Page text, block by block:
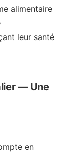
alimentaire
leur santé
— Une
en